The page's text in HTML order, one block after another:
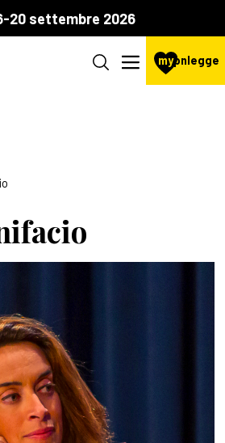
20 settembre 2026
mypnlegge